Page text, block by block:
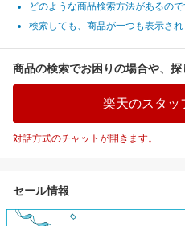
どのような商品検索方法があるので
検索しても、商品が一つも表示され
商品の検索でお困りの場合や、探
楽天のスタッ
対話方式のチャットが開きます。
セール情報